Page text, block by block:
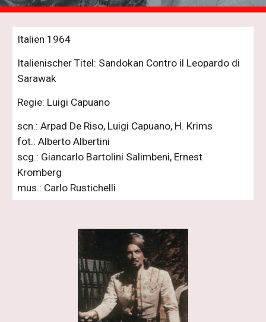
Italien 1964
Italienischer Titel: Sandokan Contro il Leopardo di
Sarawak
Regie: Luigi Capuano
scn.: Arpad De Riso, Luigi Capuano, H. Krims
fot.: Alberto Albertini
scg.: Giancarlo Bartolini Salimbeni, Ernest
Kromberg
mus.: Carlo Rustichelli